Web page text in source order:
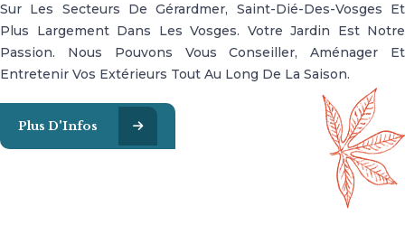
Sur Les Secteurs De Gérardmer, Saint-Dié-Des-Vosges Et
Plus Largement Dans Les Vosges. Votre Jardin Est Notre
Passion. Nous Pouvons Vous Conseiller, Aménager Et
Entretenir Vos Extérieurs Tout Au Long De La Saison.
Plus D'Infos